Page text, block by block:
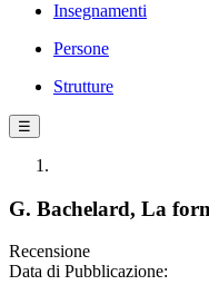
Insegnamenti
Persone
Strutture
☰
G. Bachelard, La
Recensione
Data di Pubblicazione: